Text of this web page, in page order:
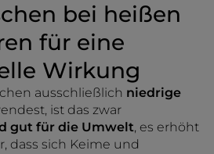
bei heißen
für eine
Wirkung
ausschließlich niedrige
ist das zwar
gut für die Umwelt, es erhöht
dass sich Keime und